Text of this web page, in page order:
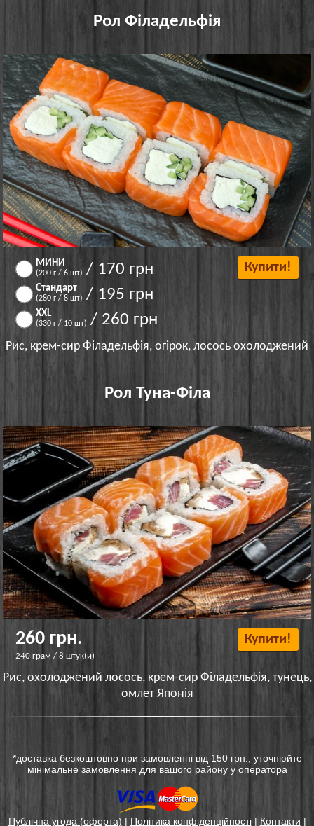
Рол Філадельфія
МИНИ
(200 г / 6 шт) / 170 грн
Стандарт
(280 г / 8 шт) / 195 грн
XXL
(330 г / 10 шт) / 260 грн
Купити!
Рис, крем-сир Філадельфія, огірок, лосось охолоджений
Рол Туна-Філа
260 грн.
240 грам / 8 штук(и)
Купити!
Рис, охолоджений лосось, крем-сир Філадельфія, тунець,
омлет Японія
*доставка безкоштовно при замовленні від 150 грн., уточнюйте
мінімальне замовлення для вашого району у оператора
Публічна угода (оферта) | Політика конфіденційності| Контакти |